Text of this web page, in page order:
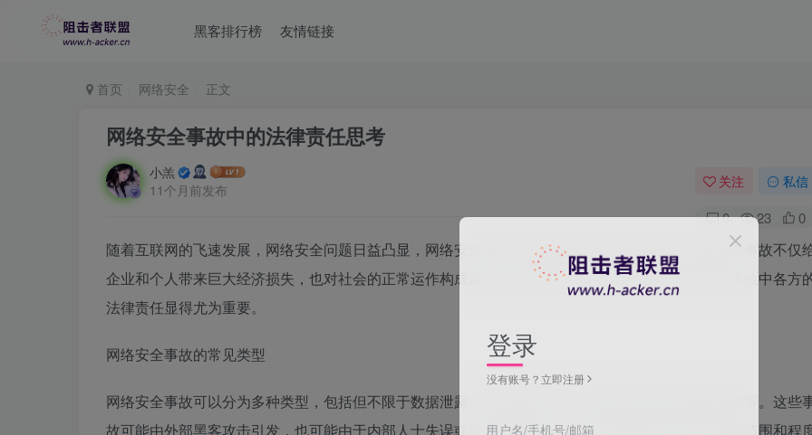
黑客排行榜 友情链接
首页 网络安全 正文
网络安全事故中的法律责任思考
小羔
11个月前发布
关注 私信
0 23 0
随着互联网的飞速发展，网络安全问题日益凸显，网络安全事故的发生频率也在不断增加。网络安全事故不仅
企业和个人带来巨大经济损失，也对社会的正常运作构成威胁。在此背景下，理解和厘清网络安全事故中各方
法律责任显得尤为重要。
网络安全事故的常见类型
网络安全事故可以分为多种类型，包括但不限于数据泄露、拒绝服务攻击、恶意软件攻击和网络诈骗等。这些
故可能由外部黑客攻击引发，也可能由于内部人士失误或故意破坏造成。不同类型的事故不仅影响的范围和程
登录
没有账号？立即注册
用户名/手机号/邮箱